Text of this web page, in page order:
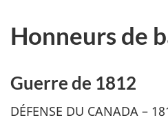
Honneurs de
Guerre de 1812
DÉFENSE DU CANADA –